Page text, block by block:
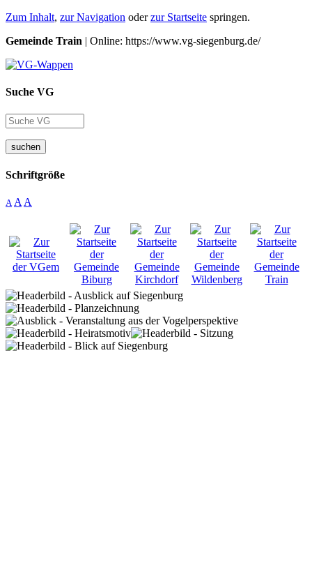
Zum Inhalt, zur Navigation oderzur Startseite springen.
Gemeinde Train | Online: https://www.vg-siegenburg.de/
Suche VG
suchen
Schriftgröße
A A A